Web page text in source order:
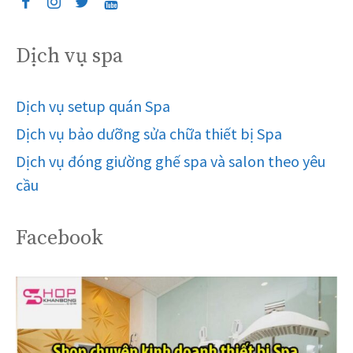
Dịch vụ spa
Dịch vụ setup quán Spa
Dịch vụ bảo dưỡng sửa chữa thiết bị Spa
Dịch vụ đóng giường ghế spa và salon theo yêu
cầu
Facebook